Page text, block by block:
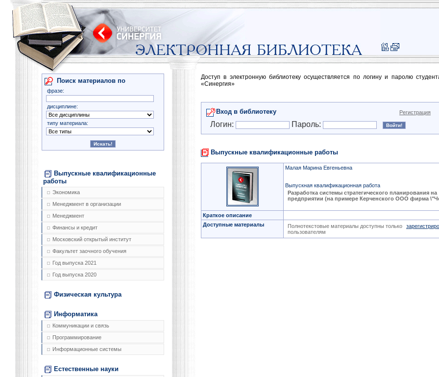
Поиск материалов по
фразе:
дисциплине:
типу материала:
Выпускные квалификационные
работы
Экономика
Менеджмент в организации
Менеджмент
Финансы и кредит
Московский открытый институт
Факультет заочного обучения
Год выпуска 2021
Год выпуска 2020
Физическая культура
Информатика
Коммуникации и связь
Программирование
Информационные системы
Естественные науки
Доступ в электронную библиотеку осуществляется по логину и паролю
«Синергия»
Вход в библиотеку Регистрация
Логин: Пароль:
Выпускные квалификационные работы
Малая Марина Евгеньевна
Выпускная квалификационная работа
Разработка системы стратегического планирования на
предприятии (на примере Керченского ООО фирма
Краткое описание
Доступные материалы
Полнотекстовые материалы доступны только
пользователям